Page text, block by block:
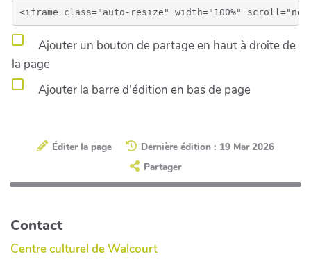
Ajouter un bouton de partage en haut à droite de
la page
Ajouter la barre d'édition en bas de page
Éditer la page
Dernière édition : 19 Mar 2026
Partager
Contact
Centre culturel de Walcourt